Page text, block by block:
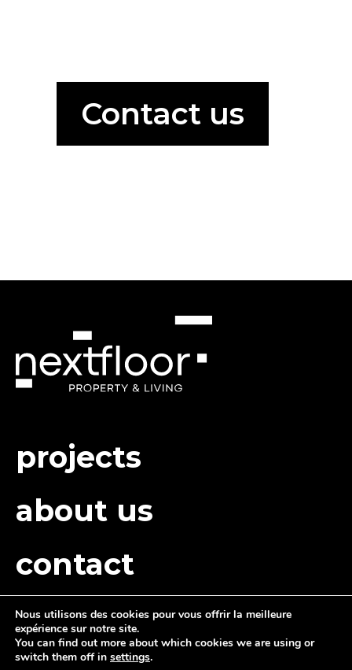
Contact us
projects
about us
contact
Nous utilisons des cookies pour vous offrir la meilleure
expérience sur notre site.
You can find out more about which cookies we are using or
switch them off in settings.